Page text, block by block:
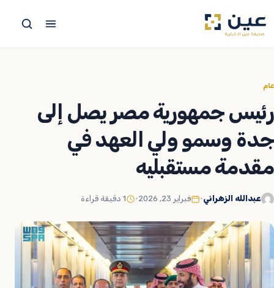
إلى
عام
رئيس جمهورية مصر يصل إلى
جدة وسمو ولي العهد في
مقدمة مستقبليه
عبدالله الزهراني• فبراير 23, 2026 • 1 دقيقة قراءة